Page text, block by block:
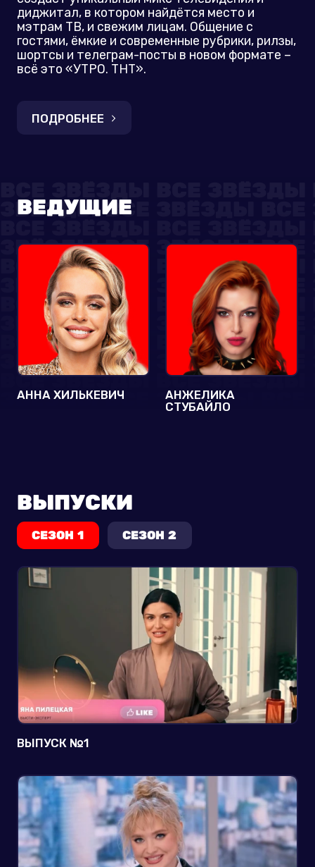
диджитал, в котором найдётся место и
мэтрам ТВ, и свежим лицам. Общение с
гостями, ёмкие и современные рубрики, рилзы,
шортсы и телеграм-посты в новом формате –
всё это «УТРО. ТНТ».
ПОДРОБНЕЕ
ВЕДУЩИЕ
АННА ХИЛЬКЕВИЧ
АНЖЕЛИКА
СТУБАЙЛО
ВЫПУСКИ
СЕЗОН 1 СЕЗОН 2
ВЫПУСК №1